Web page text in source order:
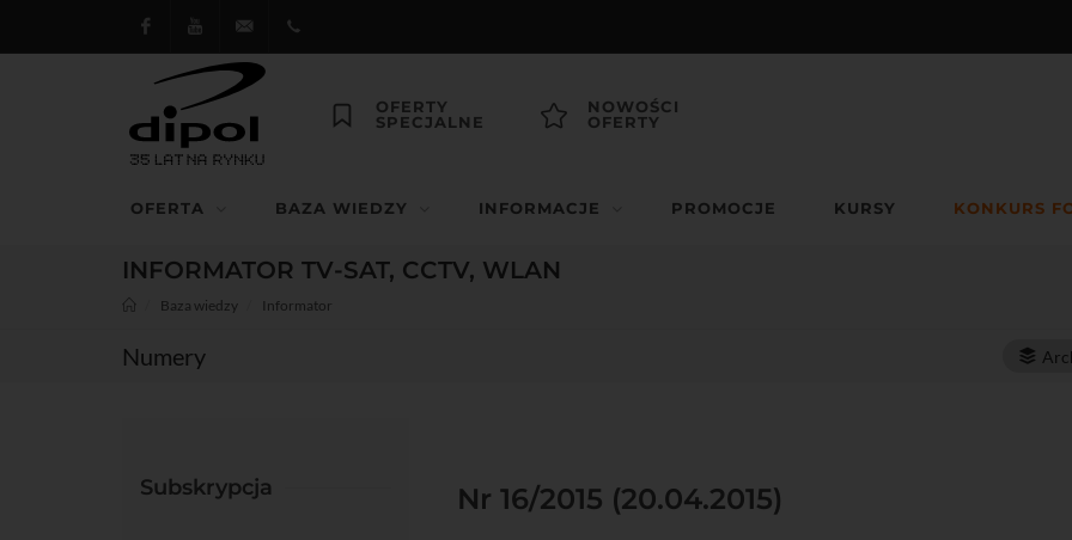
FacebookYoutube dipol@dipol.com.pl
OFERTY
SPECJALNE
NOWOŚCI
OFERTY
OFERTA BAZA WIEDZY INFORMACJE PROMOCJE KURSY KONKURS
INFORMATOR TV-SAT, CCTV, WLAN
Baza wiedzy Informator
Numery
Nr 16/2015 (20.04.2015)
Subskrypcja